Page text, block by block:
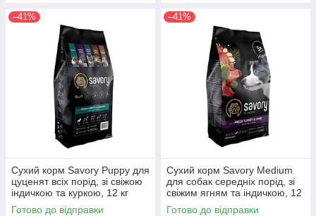
–41%
Сухий корм Savory Puppy для
цуценят всіх порід, зі свіжою
індичкою та куркою, 12 кг
Готово до відправки
–41%
Сухий корм Savory Medium
для собак середніх порід, зі
свіжим ягням та індичкою, 12
кг
Готово до відправки